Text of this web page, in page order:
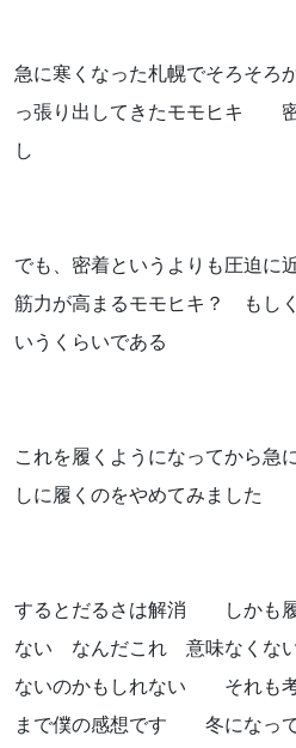
よくあるご質問
アクセス
急に寒くなった札幌でそろそろ
っ張り出してきたモモヒキ 密
し
でも、密着というよりも圧迫
筋力が高まるモモヒキ？ もし
いうくらいである
これを履くようになってか
しに履くのをやめてみました
するとだるさは解消 しかも履
ない なんだこれ 意味なくな
ないのかもしれない それも
まで僕の感想です 冬になっ